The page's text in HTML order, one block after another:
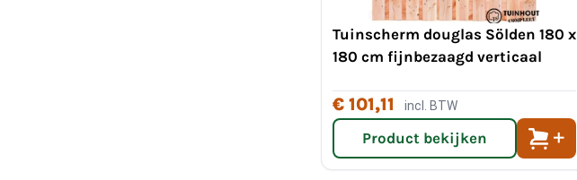
Tuinscherm douglas Sölden 180 x
180 cm fijnbezaagd verticaal
€ 101,11 incl. BTW
Product bekijken